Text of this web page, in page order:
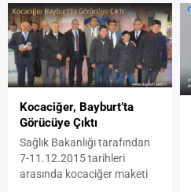
Kocaciğer, Bayburt’ta
Görücüye Çıktı
Sağlık Bakanlığı tarafından
7-11.12.2015 tarihleri
arasında kocaciğer maketi